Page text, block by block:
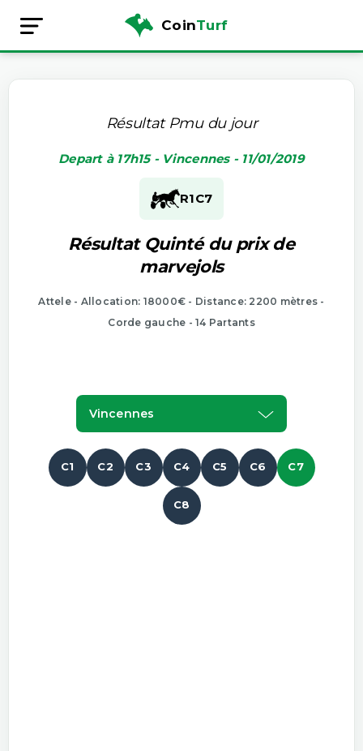
CoinTurf
Résultat Pmu du jour
Depart à 17h15 - Vincennes - 11/01/2019
R1C7
Résultat Quinté du prix de
marvejols
Attele - Allocation: 18000€ - Distance: 2200 mètres -
Corde gauche - 14 Partants
Vincennes
C1 C2 C3 C4 C5 C6 C7
C8